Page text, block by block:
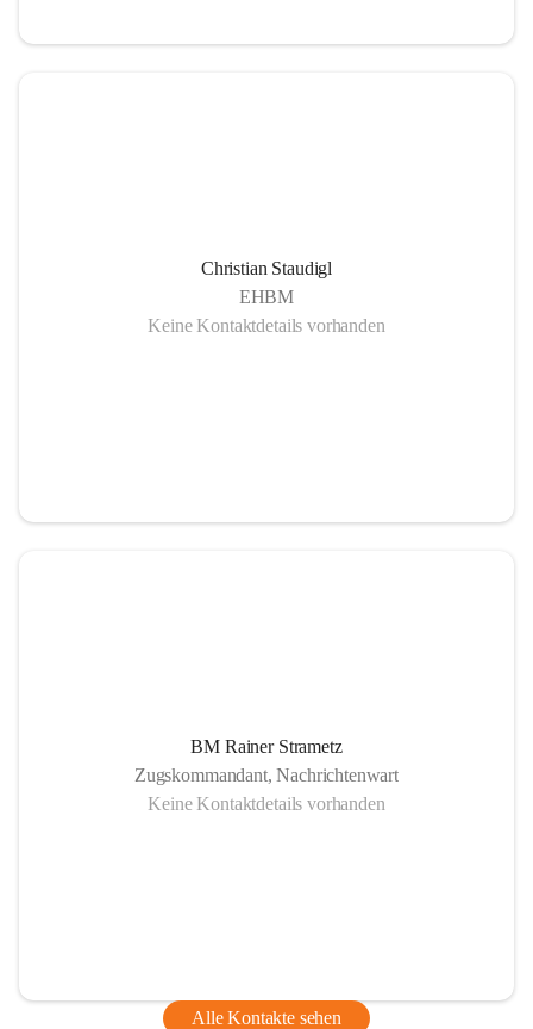
Christian Staudigl
EHBM
Keine Kontaktdetails vorhanden
BM Rainer Strametz
Zugskommandant, Nachrichtenwart
Keine Kontaktdetails vorhanden
Alle Kontakte sehen